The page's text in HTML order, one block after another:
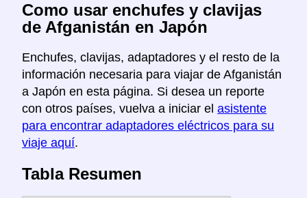
Como usar enchufes y clavijas
de Afganistán en Japón
Enchufes, clavijas, adaptadores y el resto de la
información necesaria para viajar de Afganistán
a Japón en esta página. Si desea un reporte
con otros países, vuelva a iniciar el asistente
para encontrar adaptadores eléctricos para su
viaje aquí.
Tabla Resumen